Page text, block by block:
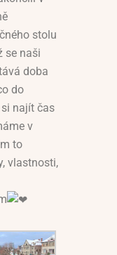
stolu
se naši
doba
do
najít čas
v
to
vlastnosti,